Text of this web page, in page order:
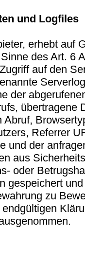
und Logfiles
erhebt auf
des Art. 6
auf den
der
übertragene
Referrer
und der
aus
oder
gespeichert
zu